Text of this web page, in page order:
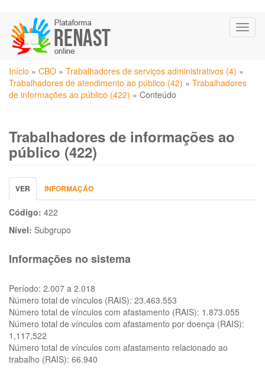
para
conteúdo
principal
Você
está
aqui
Início » CBO » Trabalhadores de serviços administrativos (4) »
Trabalhadores de atendimento ao público (42) » Trabalhadores
de informações ao público (422) » Conteúdo
Trabalhadores de informações ao
público (422)
Abas
primárias
VER (ABA
ATIVA)
INFORMAÇÃO
Código: 422
Nível: Subgrupo
Informações no sistema
Período: 2.007 a 2.018
Número total de vínculos (RAIS): 23.463.553
Número total de vínculos com afastamento (RAIS): 1.873.055
Número total de vínculos com afastamento por doença (RAIS):
1,117,522
Número total de vínculos com afastamento relacionado ao
trabalho (RAIS): 66.940